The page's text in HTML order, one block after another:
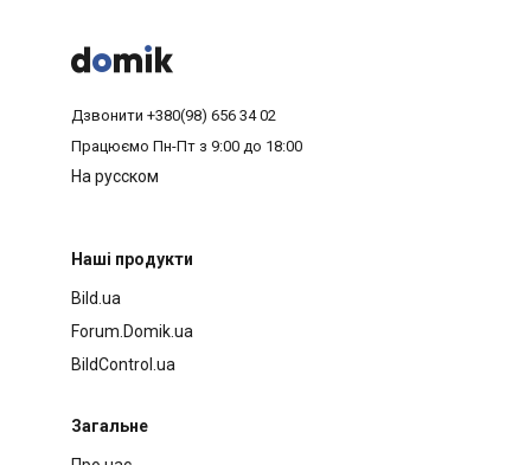



Дзвонити +380(98) 656 34 02
Працюємо Пн-Пт з 9:00 до 18:00
На русском
Наші продукти
Bild.ua
Forum.Domik.ua
BildControl.ua
Загальне